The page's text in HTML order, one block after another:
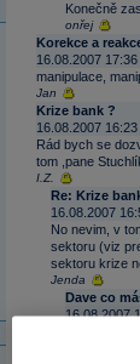
Konečně
onřej
Korekce a
16.08.2007 17:36
manipulace,
Jan
Krize bank ?
16.08.2007 16:23
Rád bych se
tom ,pane
I.Z.
Re: Krize
16.08.2007
No nevim, v
sektoru (viz
sektoru krize
Jenda
Dave co
16.08.2007